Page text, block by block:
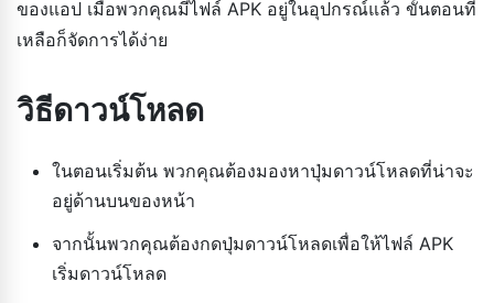
ของแอป เมื่อพวกคุณมีไฟล์ APK อยู่ในอุปกรณ์แล้ว ขั้นตอนที่
เหลือก็จัดการได้ง่าย
วิธีดาวน์โหลด
ในตอนเริ่มต้น พวกคุณต้องมองหาปุ่มดาวน์โหลดที่น่าจะ
อยู่ด้านบนของหน้า
จากนั้นพวกคุณต้องกดปุ่มดาวน์โหลดเพื่อให้ไฟล์ APK
เริ่มดาวน์โหลด